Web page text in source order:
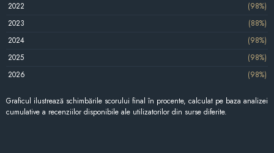
2022
(98%)
2023
(88%)
2024
(98%)
2025
(98%)
2026
(98%)
Graficul ilustrează schimbările scorului final în procente, calculat pe baza analizei
cumulative a recenziilor disponibile ale utilizatorilor din surse diferite.